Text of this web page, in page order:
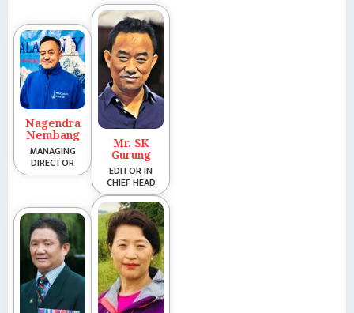
Nagendra
Nembang
MANAGING
DIRECTOR
Mr. SK
Gurung
EDITOR IN
CHIEF HEAD